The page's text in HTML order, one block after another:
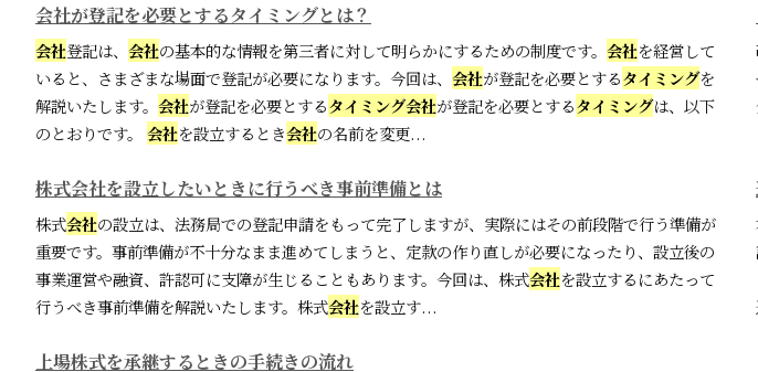
会社が登記を必要とするタイミングとは？
会社登記は、 会社の基本的な情報を第三者に対して明らかにするための制度です。 会社を経営して
いると、さまざまな場面で登記が必要になります。今回は、 会社が登記を必要とするタイミングを
解説いたします。 会社が登記を必要とするタイミング会社が登記を必要とするタイミングは、以下
のとおりです。 会社を設立するとき会社の名前を変更...
株式会社を設立したいときに行うべき事前準備とは
株式会社の設立は、法務局での登記申請をもって完了しますが、実際にはその前段階で行う準備が
重要です。事前準備が不十分なまま進めてしまうと、定款の作り直しが必要になったり、設立後の
事業運営や融資、許認可に支障が生じることもあります。今回は、株式会社を設立するにあたって
行うべき事前準備を解説いたします。株式会社を設立す...
上場株式を承継するときの手続きの流れ